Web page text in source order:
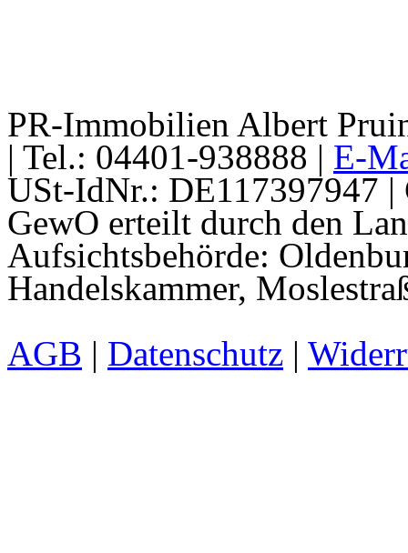
PR-Immobilien Albert
| Tel.: 04401-938888 | E-
USt-IdNr.: DE117397947 |
GewO erteilt durch den
Aufsichtsbehörde:
Handelskammer,
AGB | Datenschutz |